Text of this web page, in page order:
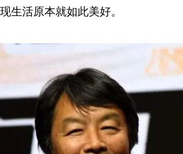
生活原本就如此美好。